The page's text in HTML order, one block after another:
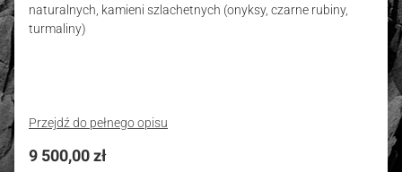
naturalnych, kamieni szlachetnych (onyksy, czarne rubiny,
turmaliny)
Przejdź do pełnego opisu
Cena
9 500,00 zł